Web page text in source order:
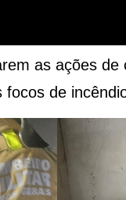
as ações de
de